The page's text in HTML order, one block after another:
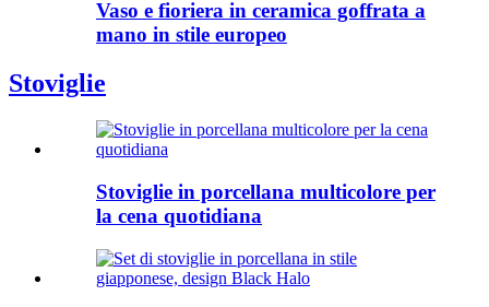
Vaso e fioriera in ceramica goffrata a
mano in stile europeo
Stoviglie
Stoviglie in porcellana multicolore per
la cena quotidiana